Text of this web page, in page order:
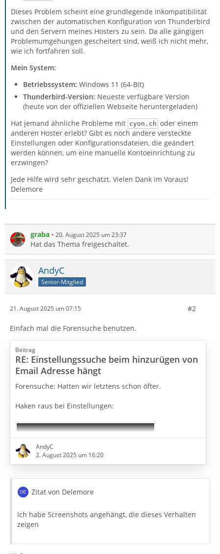
Dieses Problem scheint eine grundlegende Inkompatibilität
zwischen der automatischen Konfiguration von Thunderbird
und den Servern meines Hosters zu sein. Da alle gängigen
Problemumgehungen gescheitert sind, weiß ich nicht mehr,
wie ich fortfahren soll.
Mein System:
Betriebssystem: Windows 11 (64-Bit)
Thunderbird-Version: Neueste verfügbare Version
(heute von der offiziellen Webseite heruntergeladen)
Hat jemand ähnliche Probleme mit cyon.ch oder einem
anderen Hoster erlebt? Gibt es noch andere versteckte
Einstellungen oder Konfigurationsdateien, die geändert
werden können, um eine manuelle Kontoeinrichtung zu
erzwingen?
Jede Hilfe wird sehr geschätzt. Vielen Dank im Voraus!
Delemore
graba 20. August 2025 um 23:37
Hat das Thema freigeschaltet.
AndyC
Senior-Mitglied
21. August 2025 um 07:15 #2
Einfach mal die Forensuche benutzen.
Beitrag
RE: Einstellungssuche beim hinzurügen von
Email Adresse hängt
Forensuche: Hatten wir letztens schon öfter.
Haken raus bei Einstellungen:
AndyC
2. August 2025 um 16:20
Zitat von Delemore
Ich habe Screenshots angehängt, die dieses Verhalten
zeigen